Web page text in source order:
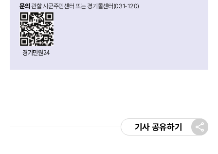
문의 관할 시군주민센터 또는 경기콜센터(031-120)
기사 공유하기